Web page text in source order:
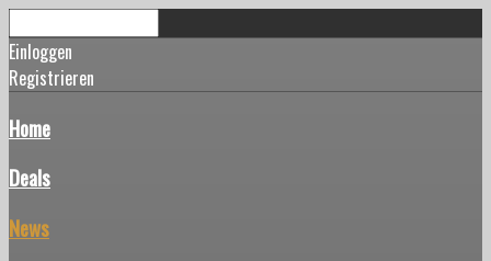
Einloggen
Registrieren
Home
Deals
News